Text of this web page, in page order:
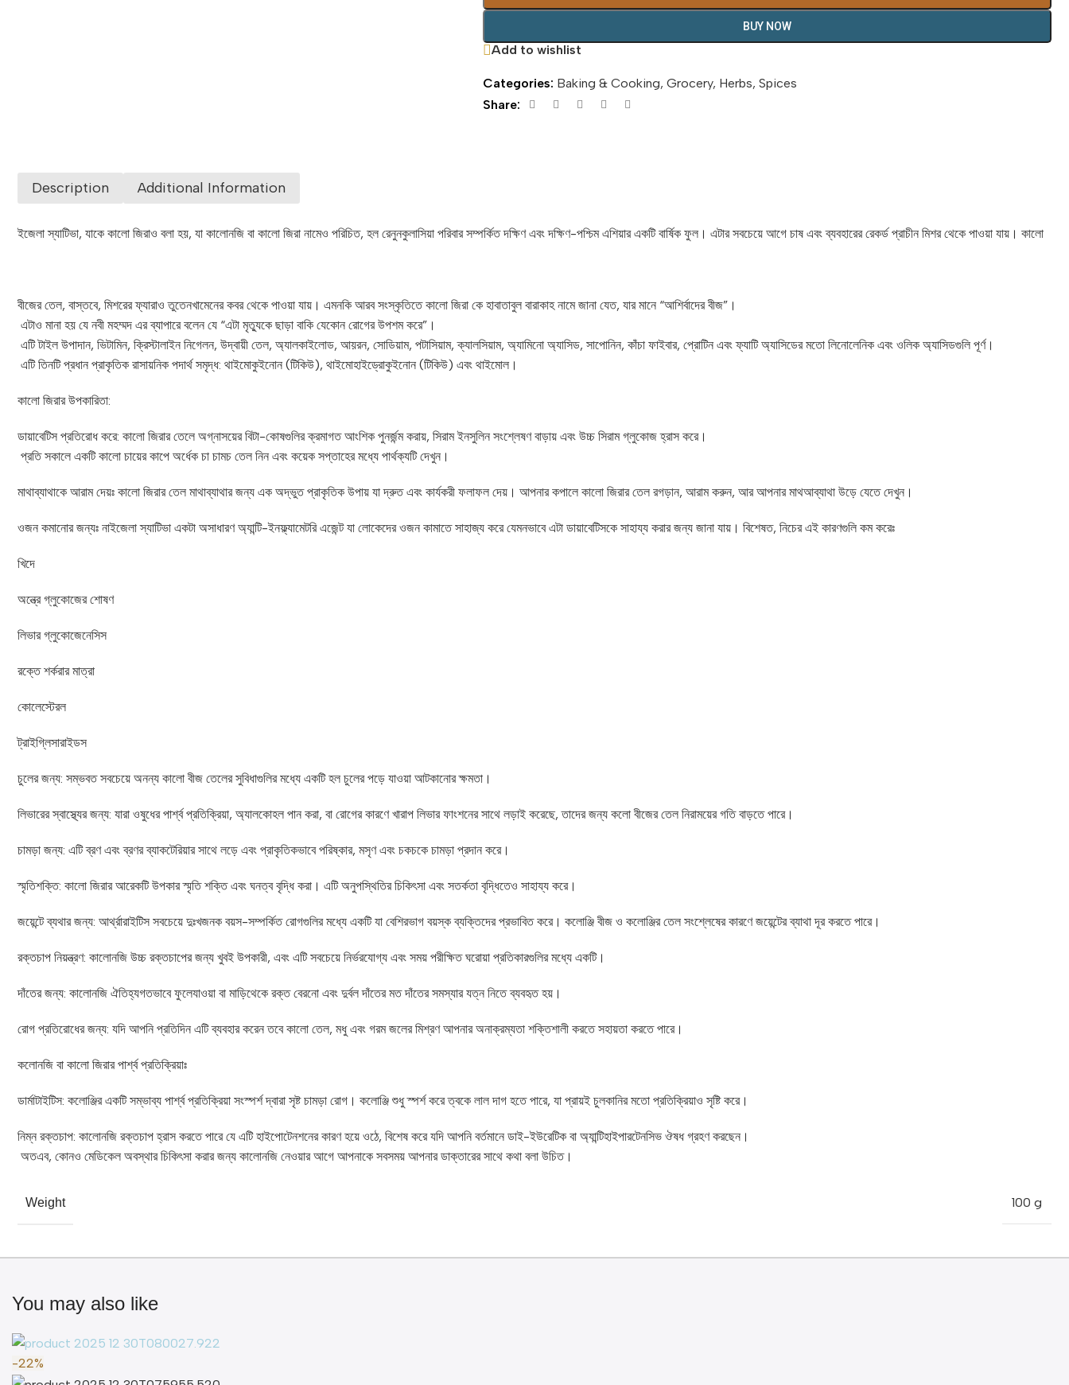
BUY NOW
Add to wishlist
Categories: Baking & Cooking, Grocery, Herbs, Spices
Share:
Description Additional Information
ইজেলা স্যাটিভা, যাকে কালো জিরাও বলা হয়, যা কালোনজি বা কালো জিরা নামেও পরিচিত, হল রেনুনকুলাসিয়া পরিবার সম্পর্কিত দক্ষিণ এবং দক্ষিণ-পশ্চিম এশিয়ার একটি বার্ষিক ফুল। এটার সবচেয়ে আগে চাষ এবং ব্যবহারের রেকর্ড প্রাচীন মিশর থেকে পাওয়া যায়। কালো
বীজের তেল, বাস্তবে, মিশরের ফ্যারাও তুতেনখামেনের কবর থেকে পাওয়া যায়। এমনকি আরব সংস্কৃতিতে কালো জিরা কে হাবাতাবুল বারাকাহ নামে জানা যেত, যার মানে “আশির্বাদের বীজ”।
এটাও মানা হয় যে নবী মহম্মদ এর ব্যাপারে বলেন যে “এটা মৃত্যুকে ছাড়া বাকি যেকোন রোগের উপশম করে”।
এটি টাইল উপাদান, ভিটামিন, ক্রিস্টালাইন নিগেলন, উদ্বায়ী তেল, অ্যালকাইলোড, আয়রন, সোডিয়াম, পটাসিয়াম, ক্যালসিয়াম, অ্যামিনো অ্যাসিড, সাপোনিন, কাঁচা ফাইবার, প্রোটিন এবং ফ্যাটি অ্যাসিডের মতো লিনোলেনিক এবং ওলিক অ্যাসিডগুলি পূর্ণ।
এটি তিনটি প্রধান প্রাকৃতিক রাসায়নিক পদার্থ সমৃদ্ধ: থাইমোকুইনোন (টিকিউ), থাইমোহাইড্রোকুইনোন (টিকিউ) এবং থাইমোল।
কালো জিরার উপকারিতা:
ডায়াবেটিস প্রতিরোধ করে: কালো জিরার তেলে অগ্নাসয়ের বিটা-কোষগুলির ক্রমাগত আংশিক পুনর্জন্ম করায়, সিরাম ইনসুলিন সংশ্লেষণ বাড়ায় এবং উচ্চ সিরাম গ্লুকোজ হ্রাস করে।
প্রতি সকালে একটি কালো চায়ের কাপে অর্ধেক চা চামচ তেল নিন এবং কয়েক সপ্তাহের মধ্যে পার্থক্যটি দেখুন।
মাথাব্যাথাকে আরাম দেয়ঃ কালো জিরার তেল মাথাব্যাথার জন্য এক অদ্ভুত প্রাকৃতিক উপায় যা দ্রুত এবং কার্যকরী ফলাফল দেয়। আপনার কপালে কালো জিরার তেল রগড়ান, আরাম করুন, আর আপনার মাথআব্যাথা উড়ে যেতে দেখুন।
ওজন কমানোর জন্যঃ নাইজেলা স্যাটিভা একটা অসাধারণ অ্যান্টি-ইনফ্ল্যামেটরি এজেন্ট যা লোকেদের ওজন কামাতে সাহাজ্য করে যেমনভাবে এটা ডায়াবেটিসকে সাহায্য করার জন্য জানা যায়। বিশেষত, নিচের এই কারণগুলি কম করেঃ
খিদে
অন্ত্রে গ্লুকোজের শোষণ
লিভার গ্লুকোজেনেসিস
রক্তে শর্করার মাত্রা
কোলেস্টেরল
ট্রাইগ্লিসারাইডস
চুলের জন্য: সম্ভবত সবচেয়ে অনন্য কালো বীজ তেলের সুবিধাগুলির মধ্যে একটি হল চুলের পড়ে যাওয়া আটকানোর ক্ষমতা।
লিভারের স্বাস্থ্যের জন্য: যারা ওষুধের পার্শ্ব প্রতিক্রিয়া, অ্যালকোহল পান করা, বা রোগের কারণে খারাপ লিভার ফাংশনের সাথে লড়াই করেছে, তাদের জন্য কলো বীজের তেল নিরাময়ের গতি বাড়তে পারে।
চামড়া জন্য: এটি ব্রণ এবং ব্রণর ব্যাকটেরিয়ার সাথে লড়ে এবং প্রাকৃতিকভাবে পরিষ্কার, মসৃণ এবং চকচকে চামড়া প্রদান করে।
স্মৃতিশক্তি: কালো জিরার আরেকটি উপকার স্মৃতি শক্তি এবং ঘনত্ব বৃদ্ধি করা। এটি অনুপস্থিতির চিকিৎসা এবং সতর্কতা বৃদ্ধিতেও সাহায্য করে।
জয়েন্টে ব্যথার জন্য: আর্থ্রারাইটিস সবচেয়ে দুঃখজনক বয়স-সম্পর্কিত রোগগুলির মধ্যে একটি যা বেশিরভাগ বয়স্ক ব্যক্তিদের প্রভাবিত করে। কলোঞ্জি বীজ ও কলোঞ্জির তেল সংশ্লেষের কারণে জয়েন্টের ব্যাথা দূর করতে পারে।
রক্তচাপ নিয়ন্ত্রণ: কালোনজি উচ্চ রক্তচাপের জন্য খুবই উপকারী, এবং এটি সবচেয়ে নির্ভরযোগ্য এবং সময় পরীক্ষিত ঘরোয়া প্রতিকারগুলির মধ্যে একটি।
দাঁতের জন্য: কালোনজি ঐতিহ্যগতভাবে ফুলেযাওয়া বা মাড়িথেকে রক্ত বেরনো এবং দুর্বল দাঁতের মত দাঁতের সমস্যার যত্ন নিতে ব্যবহৃত হয়।
রোগ প্রতিরোধের জন্য: যদি আপনি প্রতিদিন এটি ব্যবহার করেন তবে কালো তেল, মধু এবং গরম জলের মিশ্রণ আপনার অনাক্রম্যতা শক্তিশালী করতে সহায়তা করতে পারে।
কলোনজি বা কালো জিরার পার্শ্ব প্রতিক্রিয়াঃ
ডার্মাটাইটিস: কলোঞ্জির একটি সম্ভাব্য পার্শ্ব প্রতিক্রিয়া সংস্পর্শ দ্বারা সৃষ্ট চামড়া রোগ। কলোঞ্জি শুধু স্পর্শ করে ত্বকে লাল দাগ হতে পারে, যা প্রায়ই চুলকানির মতো প্রতিক্রিয়াও সৃষ্টি করে।
নিম্ন রক্তচাপ: কালোনজি রক্তচাপ হ্রাস করতে পারে যে এটি হাইপোটেনশনের কারণ হয়ে ওঠে, বিশেষ করে যদি আপনি বর্তমানে ডাই-ইউরেটিক বা অ্যান্টিহাইপারটেনসিভ ঔষধ গ্রহণ করছেন।
অতএব, কোনও মেডিকেল অবস্থার চিকিৎসা করার জন্য কালোনজি নেওয়ার আগে আপনাকে সবসময় আপনার ডাক্তারের সাথে কথা বলা উচিত।
Weight 100 g
You may also like
-22%